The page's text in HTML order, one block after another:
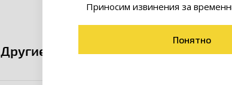
Другие товары коллекции
Приносим извинения за
Понятно